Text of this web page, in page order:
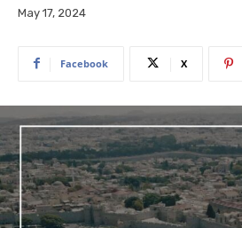
May 17, 2024
Facebook X